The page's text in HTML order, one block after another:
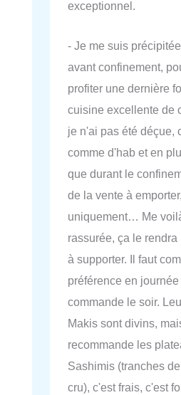
exceptionnel.
- Je me suis
avant confinement,
profiter une dernière
cuisine excellente de
je n'ai pas été déçue,
comme d'hab et en
que durant le
de la vente à
uniquement… Me
rassurée, ça le
à supporter. Il faut
préférence en
commande le soir.
Makis sont divins,
recommande les
Sashimis (tranches
cru), c'est frais, c'est